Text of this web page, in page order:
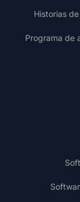
Historias
Programa de